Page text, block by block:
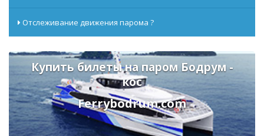
Отслеживание движения парома ?
Купить билеты на паром Бодрум -
кос
Ferrybodrum.com